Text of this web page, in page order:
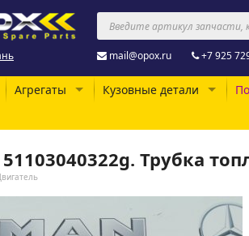
mail@opox.ru +7 925
Агрегаты Кузовные детали
Трубка